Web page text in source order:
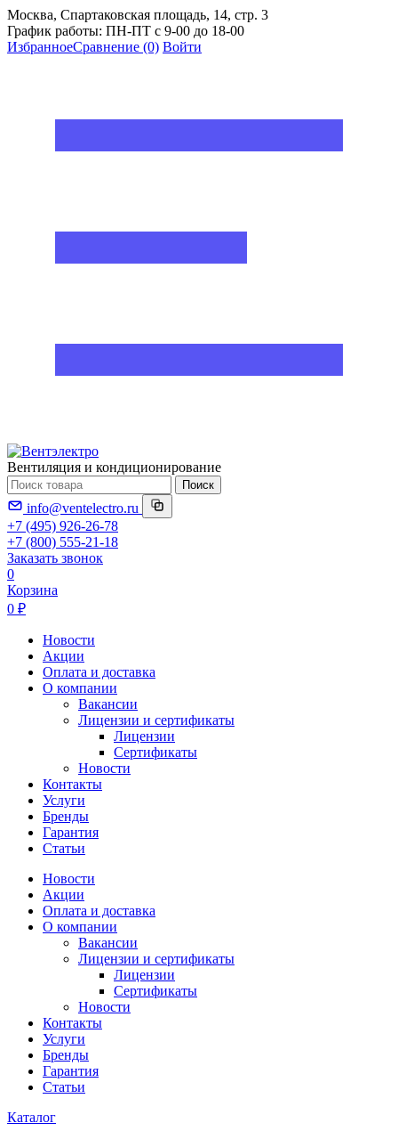
Москва, Спартаковская площадь, 14, стр. 3
График работы: ПН-ПТ с 9-00 до 18-00
ИзбранноеСравнение (0) Войти
Вентиляция и кондиционирование
Поиск
info@ventelectro.ru
+7 (495) 926-26-78
+7 (800) 555-21-18
Заказать звонок
0
Корзина
0 ₽
Новости
Акции
Оплата и доставка
О компании
Вакансии
Лицензии и сертификаты
Лицензии
Сертификаты
Новости
Контакты
Услуги
Бренды
Гарантия
Статьи
Новости
Акции
Оплата и доставка
О компании
Вакансии
Лицензии и сертификаты
Лицензии
Сертификаты
Новости
Контакты
Услуги
Бренды
Гарантия
Статьи
Каталог